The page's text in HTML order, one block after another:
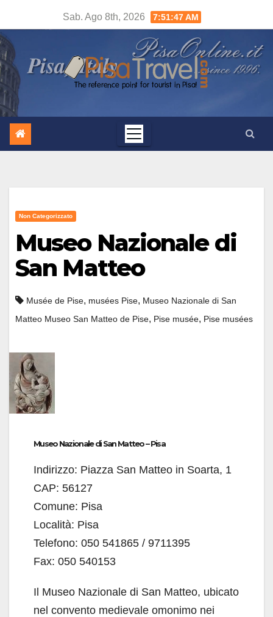
contenuto
Sab. Ago 8th, 2026 7:51:48 AM
Non Categorizzato
Museo Nazionale di
San Matteo
Musée de Pise, musées Pise, Museo Nazionale di San
Matteo Museo San Matteo de Pise, Pise musée, Pise musées
Museo Nazionale di San Matteo – Pisa
Indirizzo: Piazza San Matteo in Soarta, 1
CAP: 56127
Comune: Pisa
Località: Pisa
Telefono: 050 541865 / 9711395
Fax: 050 540153
Il Museo Nazionale di San Matteo, ubicato
nel convento medievale omonimo nei